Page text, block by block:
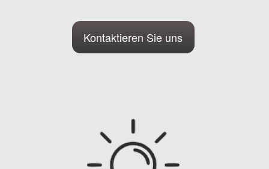
Kontaktieren Sie uns